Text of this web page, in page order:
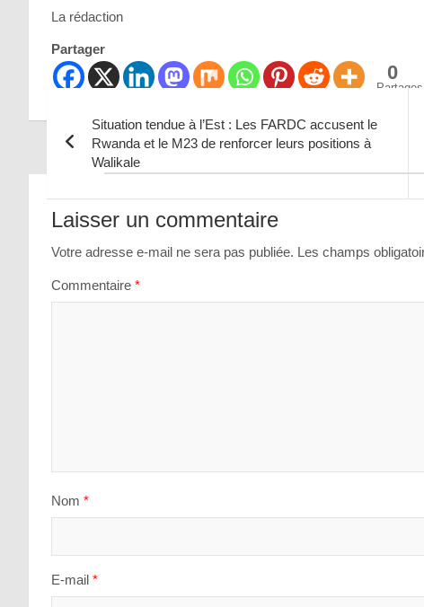
La rédaction
Partager
0
Partages
Navigation
de
l’article
Situation tendue à l’Est : Les FARDC accusent le
Rwanda et le M23 de renforcer leurs positions à
Walikale
Laisser un commentaire
Votre adresse e-mail ne sera pas publiée. Les champs
Commentaire *
Nom *
E-mail *